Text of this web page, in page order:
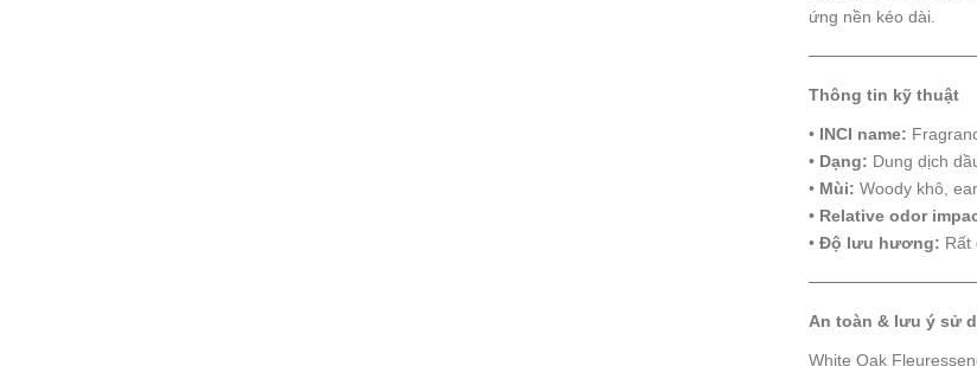
ứng nền kéo dài.
Thông tin kỹ thuật
• INCI name:
• Dạng: Dung dịch
• Mùi: Woody khô,
• Relative odor
• Độ lưu hương: Rất
An toàn & lưu ý sử
White Oak